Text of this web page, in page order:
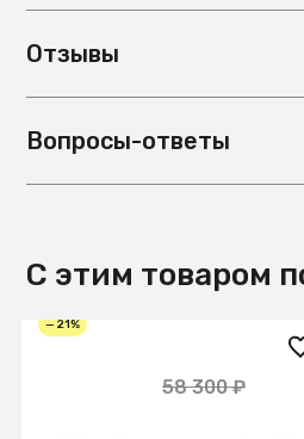
Отзывы
Вопросы-ответы
С этим товаром
— 21%
58 300 ₽